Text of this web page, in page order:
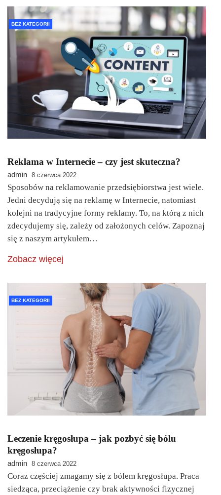
BEZ KATEGORII
Reklama w Internecie – czy jest skuteczna?
admin 8 czerwca 2022
Sposobów na reklamowanie przedsiębiorstwa jest wiele.
Jedni decydują się na reklamę w Internecie, natomiast
kolejni na tradycyjne formy reklamy. To, na którą z nich
zdecydujemy się, zależy od założonych celów. Zapoznaj
się z naszym artykułem…
Zobacz więcej
BEZ KATEGORII
Leczenie kręgosłupa – jak pozbyć się bólu
kręgosłupa?
admin 8 czerwca 2022
Coraz częściej zmagamy się z bólem kręgosłupa. Praca
siedząca, przeciążenie czy brak aktywności fizycznej